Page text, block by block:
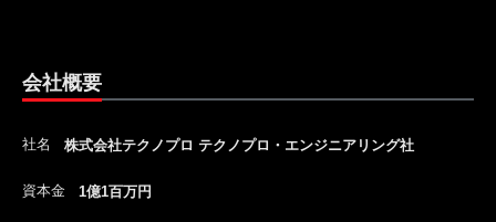
会社概要
社名 株式会社テクノプロ テクノプロ・エンジニアリング社
資本金 1億1百万円